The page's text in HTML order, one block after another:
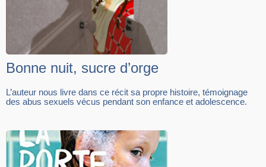
Bonne nuit, sucre d’orge
L’auteur nous livre dans ce récit sa propre histoire, témoignage
des abus sexuels vécus pendant son enfance et adolescence.